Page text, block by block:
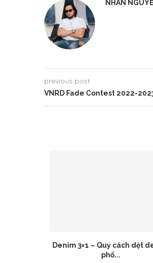
NHÂN
previous post
VNRD Fade Contest 2022-
Denim 3×1 – Quy cách dệt
phổ...